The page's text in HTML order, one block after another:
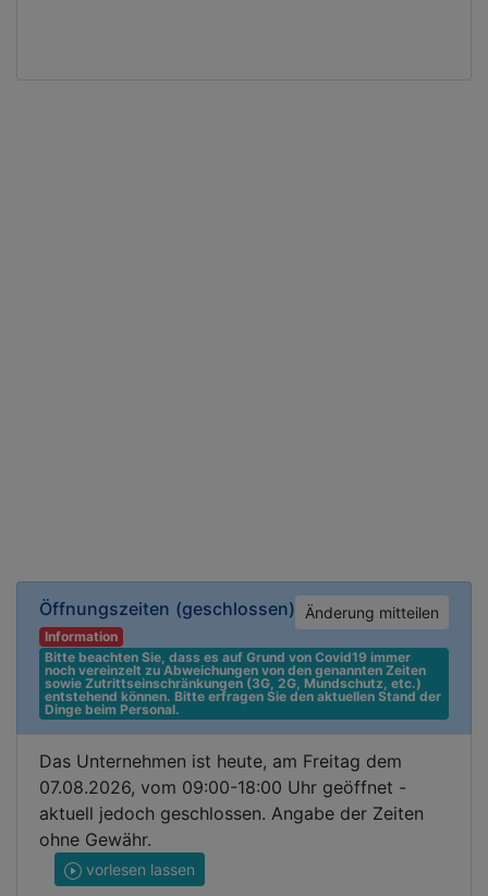
Öffnungszeiten (geschlossen) Änderung mitteilen
Information
Bitte beachten Sie, dass es auf Grund von Covid19 immer
noch vereinzelt zu Abweichungen von den genannten Zeiten
sowie Zutrittseinschränkungen (3G, 2G, Mundschutz, etc.)
entstehend können. Bitte erfragen Sie den aktuellen Stand der
Dinge beim Personal.
Das Unternehmen ist heute, am Freitag dem
07.08.2026, vom 09:00-18:00 Uhr geöffnet -
aktuell jedoch geschlossen. Angabe der Zeiten
ohne Gewähr.
vorlesen lassen